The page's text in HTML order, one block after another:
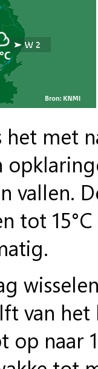
het met
vallen.
tot
van
naar